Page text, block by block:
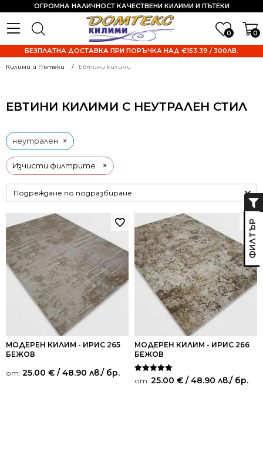
0 0
ОГРОМНА НАЛИЧНОСТ КАЧЕСТВЕНИ КИЛИМИ И ПЪТЕКИ
БЕЗПЛАТНА ДОСТАВКА ПРИ ПОРЪЧКА НАД €153.39 / 300ЛВ.
Килими и Пътеки Евтини килими
ЕВТИНИ КИЛИМИ С НЕУТРАЛЕН СТИЛ
Изчисти филтрите ×
неутрален ×
МОДЕРЕН КИЛИМ - ИРИС 265
БЕЖОВ
от: 25.00 € / 48.90 лв./ бр.
МОДЕРЕН КИЛИМ - ИРИС 266
БЕЖОВ
Оценено на
5.00
от: 25.00 € / 48.90 лв./ бр.